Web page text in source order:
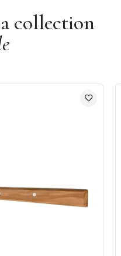
collection